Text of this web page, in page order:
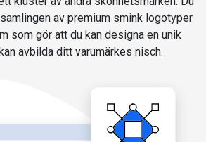
av premium smink logotyper
som gör att du kan designa en unik
avbilda ditt varumärkes nisch.